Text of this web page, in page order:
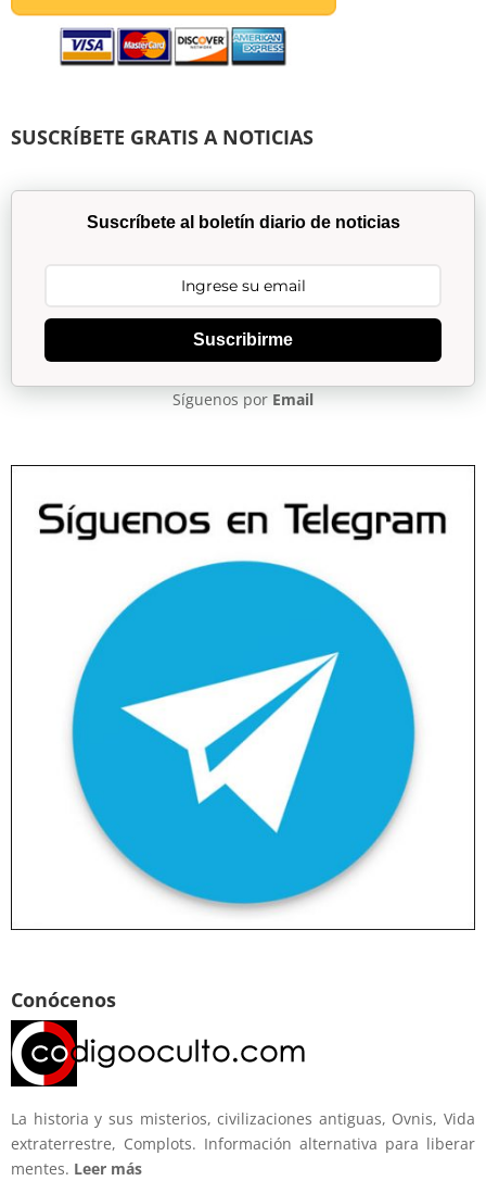
SUSCRÍBETE GRATIS A NOTICIAS
Suscríbete al boletín diario de noticias
Suscribirme
Síguenos por Email
Conócenos
La historia y sus misterios, civilizaciones antiguas, Ovnis, Vida
extraterrestre, Complots. Información alternativa para liberar
mentes. Leer más